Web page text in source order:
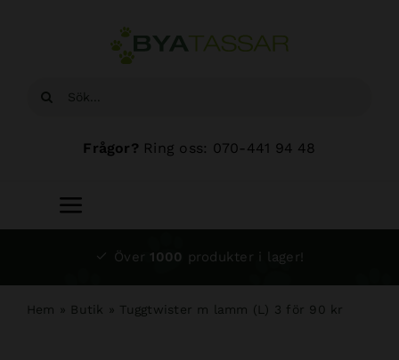
Sök
Frågor? Ring oss: 070-441 94 48
Toggle
Navigation
Över 1000 produkter i lager!
Hem » Butik » Tuggtwister m lamm (L) 3 för 90 kr